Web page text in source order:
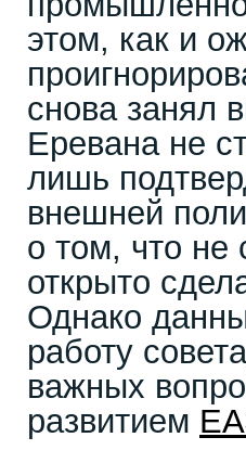
этом, как и
снова занял
Еревана не
лишь
внешней
о том, что не
открыто
Однако
работу
важных
развитием